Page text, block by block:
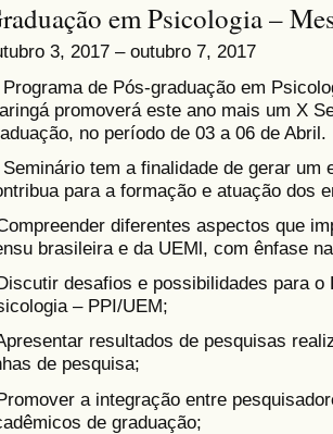
em Psicologia –
3, 2017 – outubro 7, 2017
de Pós-graduação em
promoverá este ano mais um X
no período de 03 a 06 de Abril.
tem a finalidade de gerar
para a formação e atuação dos
diferentes aspectos que
brasileira e da UEMl, com ênfase
desafios e possibilidades para o
– PPI/UEM;
resultados de pesquisas
de pesquisa;
a integração entre
de graduação;